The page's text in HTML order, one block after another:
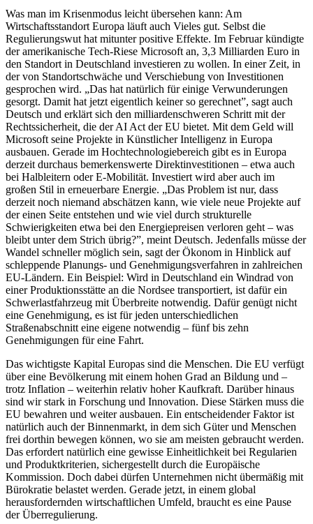
Was man im Krisenmodus leicht übersehen kann: Am
Wirtschaftsstandort Europa läuft auch Vieles gut. Selbst die
Regulierungswut hat mitunter positive Effekte. Im Februar kündigte
der amerikanische Tech-Riese Microsoft an, 3,3 Milliarden Euro in
den Standort in Deutschland investieren zu wollen. In einer Zeit, in
der von Standortschwäche und Verschiebung von Investitionen
gesprochen wird. „Das hat natürlich für einige Verwunderungen
gesorgt. Damit hat jetzt eigentlich keiner so gerechnet”, sagt auch
Deutsch und erklärt sich den milliardenschweren Schritt mit der
Rechtssicherheit, die der AI Act der EU bietet. Mit dem Geld will
Microsoft seine Projekte in Künstlicher Intelligenz in Europa
ausbauen. Gerade im Hochtechnologiebereich gibt es in Europa
derzeit durchaus bemerkenswerte Direktinvestitionen – etwa auch
bei Halbleitern oder E-Mobilität. Investiert wird aber auch im
großen Stil in erneuerbare Energie. „Das Problem ist nur, dass
derzeit noch niemand abschätzen kann, wie viele neue Projekte auf
der einen Seite entstehen und wie viel durch strukturelle
Schwierigkeiten etwa bei den Energiepreisen verloren geht – was
bleibt unter dem Strich übrig?”, meint Deutsch. Jedenfalls müsse der
Wandel schneller möglich sein, sagt der Ökonom in Hinblick auf
schleppende Planungs- und Genehmigungsverfahren in zahlreichen
EU-Ländern. Ein Beispiel: Wird in Deutschland ein Windrad von
einer Produktionsstätte an die Nordsee transportiert, ist dafür ein
Schwerlastfahrzeug mit Überbreite notwendig. Dafür genügt nicht
eine Genehmigung, es ist für jeden unterschiedlichen
Straßenabschnitt eine eigene notwendig – fünf bis zehn
Genehmigungen für eine Fahrt.
Das wichtigste Kapital Europas sind die Menschen. Die EU verfügt
über eine Bevölkerung mit einem hohen Grad an Bildung und –
trotz Inflation – weiterhin relativ hoher Kaufkraft. Darüber hinaus
sind wir stark in Forschung und Innovation. Diese Stärken muss die
EU bewahren und weiter ausbauen. Ein entscheidender Faktor ist
natürlich auch der Binnenmarkt, in dem sich Güter und Menschen
frei dorthin bewegen können, wo sie am meisten gebraucht werden.
Das erfordert natürlich eine gewisse Einheitlichkeit bei Regularien
und Produktkriterien, sichergestellt durch die Europäische
Kommission. Doch dabei dürfen Unternehmen nicht übermäßig mit
Bürokratie belastet werden. Gerade jetzt, in einem global
herausfordernden wirtschaftlichen Umfeld, braucht es eine Pause
der Überregulierung.